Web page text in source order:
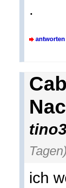
.
antworten
Tagen)
ich